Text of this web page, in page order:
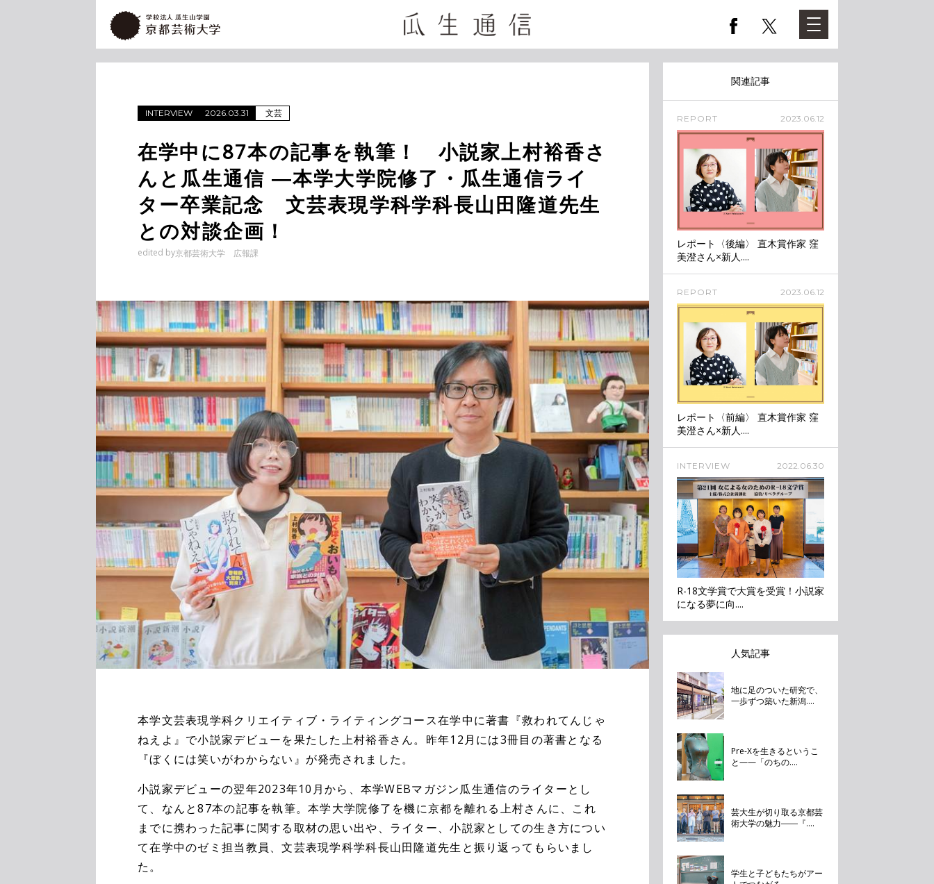
INTERVIEW 2026.03.31 文芸
在学中に87本の記事を執筆！ 小説家上村裕香さ
んと瓜生通信 ―本学大学院修了・瓜生通信ライ
ター卒業記念 文芸表現学科学科長山田隆道先生
との対談企画！
edited by京都芸術大学 広報課
本学文芸表現学科クリエイティブ・ライティングコース在学中に著書『救われてんじゃ
ねえよ』で小説家デビューを果たした上村裕香さん。昨年12月には3冊目の著書となる
『ぼくには笑いがわからない』が発売されました。
小説家デビューの翌年2023年10月から、本学WEBマガジン瓜生通信のライターとし
て、なんと87本の記事を執筆。本学大学院修了を機に京都を離れる上村さんに、これ
までに携わった記事に関する取材の思い出や、ライター、小説家としての生き方につい
て在学中のゼミ担当教員、文芸表現学科学科長山田隆道先生と振り返ってもらいまし
た。
関連記事
REPORT 2023.06.12
レポート〈後編〉 直木賞作家 窪
美澄さん×新人....
REPORT 2023.06.12
レポート〈前編〉 直木賞作家 窪
美澄さん×新人....
INTERVIEW 2022.06.30
R-18文学賞で大賞を受賞！小説家
になる夢に向....
人気記事
地に足のついた研究で、
一歩ずつ築いた新潟....
Pre-Xを生きるというこ
と——「のちの....
芸大生が切り取る京都芸
術大学の魅力――『....
学生と子どもたちがアー